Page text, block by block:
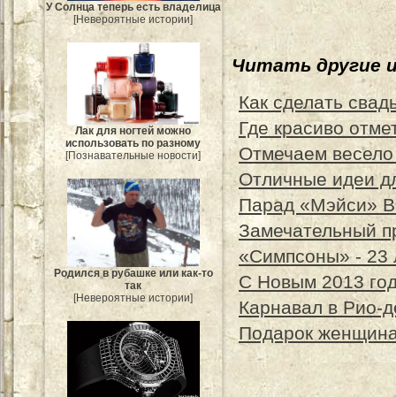
У Солнца теперь есть владелица
[Невероятные истории]
Лак для ногтей можно
использовать по разному
[Познавательные новости]
Родился в рубашке или как-то
так
[Невероятные истории]
Читать другие
Как сделать
Где красиво
Отмечаем
Отличные идеи
Парад «Мэйси»
Замечательный
«Симпсоны» - 23
С Новым 2013
Карнавал в Рио-
Подарок